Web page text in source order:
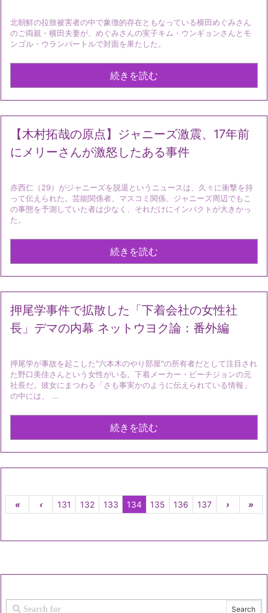
北朝鮮の拉致被害者の中で象徴的存在ともなっている横田めぐみさん
のご両親・横田夫妻が、めぐみさんの実子キム・ウンギョンさんとモ
ンゴル・ウランバートルで対面を果たした。
続きを読む
【木村拓哉の原点】ジャニーズ激震、17年前
にメリーさんが激怒したある事件
赤西仁（29）がジャニーズを脱退というニュースは、久々に衝撃を持
って伝えられた。芸能関係者、マスコミ関係、ジャニーズ周辺でもこ
の事態を予測していた者は少なく、それだけにインパクトが大きかっ
た。
続きを読む
押尾学事件で拡散した「下着会社の女性社
長」デマの内幕 ネットウヨク論：番外編
押尾学が事故を起こした"六本木のやり部屋"の所有者だとして注目され
た野口美佳さんという女性がいる。下着メーカー・ピーチジョンの元
社長だ。彼女にまつわる「さも事実かのように伝えられている情報」
の中には、 ...
続きを読む
« ‹ 131 132 133 134 135 136 137 › »